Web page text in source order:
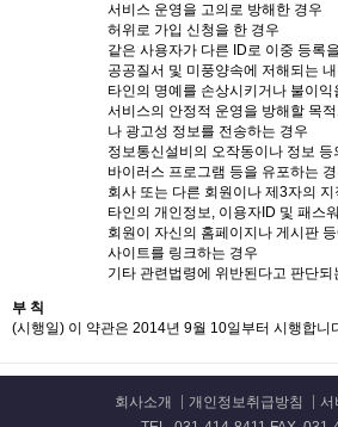
서비스 운영을 고의로 방해한 경우
허위로 가입 신청을 한 경우
같은 사용자가 다른 ID로 이중 등록
공공질서 및 미풍양속에 저해되는
타인의 명예를 손상시키거나 불이
서비스의 안정적 운영을 방해할 목
나 광고성 정보를 전송하는 경우
정보통신설비의 오작동이나 정보
바이러스 프로그램 등을 유포하는
회사 또는 다른 회원이나 제3자의
타인의 개인정보, 이용자ID 및 패스
회원이 자신의 홈페이지나 게시판
사이트를 링크하는 경우
기타 관련법령에 위반된다고 판단되
부 칙
(시행일) 이 약관은 2014년 9월 10일부터 시행합니
회사소개 개인정보취급방침
서